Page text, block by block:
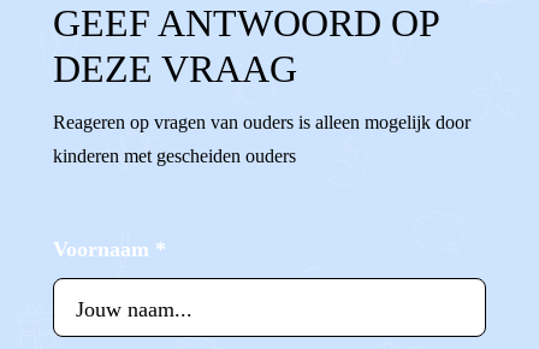
GEEF ANTWOORD OP
DEZE VRAAG
Reageren op vragen van ouders is alleen mogelijk door
kinderen met gescheiden ouders
Voornaam *